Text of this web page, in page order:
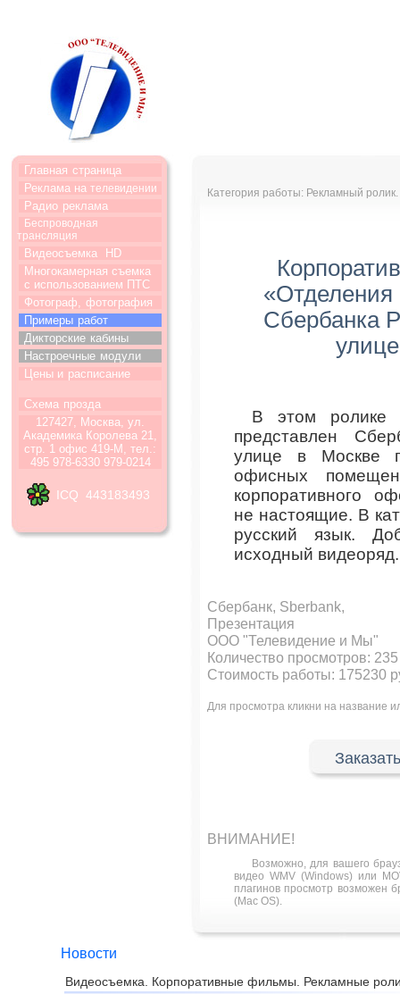
Главная страница
Реклама на телевидении
Радио реклама
Беспроводная
трансляция
Видеосъемка
HD
Многокамерная съемка
с использованием ПТС
Фотограф, фотография
Примеры работ
Дикторские кабины
Настроечные модули
Цены и расписание
Схема прозда
127427, Москва, ул.
Академика Королева 21,
стр. 1 офис 419-М, тел.:
495 978-6330 979-0214
ICQ 443183493
Категория работы: Рекламный ролик.
«Отделения
Сбербанка
В этом ролике
представлен
улице в Москве
офисных
корпоративного
не настоящие. В
русский язык.
исходный видеоряд.
Сбербанк, Sberbank,
Презентация
ООО "Телевидение и Мы"
Количество просмотров: 235
Стоимость работы: 175230
Для просмотра кликни на название
ВНИМАНИЕ!
Возможно, для вашего
видео WMV (Windows) или
плагинов просмотр возможен
(Mac OS).
Новости
Видеосъемка. Корпоративные фильмы. Рекламные